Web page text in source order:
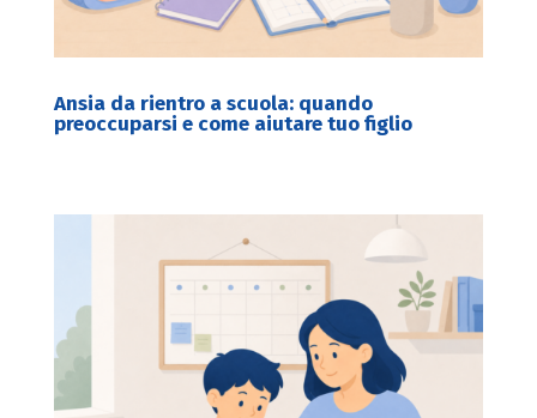
Ansia da rientro a scuola: quando
preoccuparsi e come aiutare tuo figlio